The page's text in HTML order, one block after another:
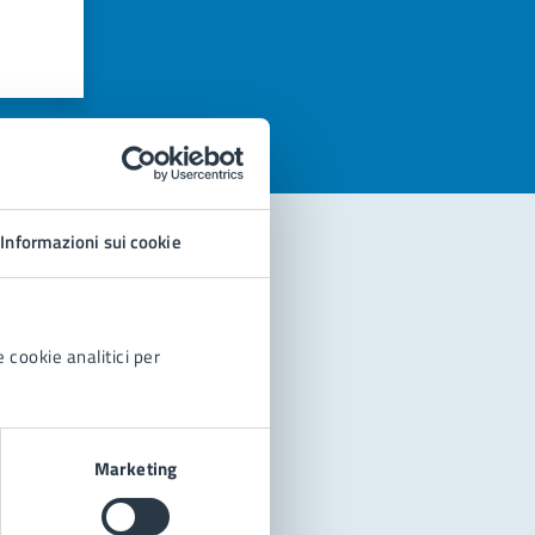
Informazioni sui cookie
cookie analitici per
Marketing